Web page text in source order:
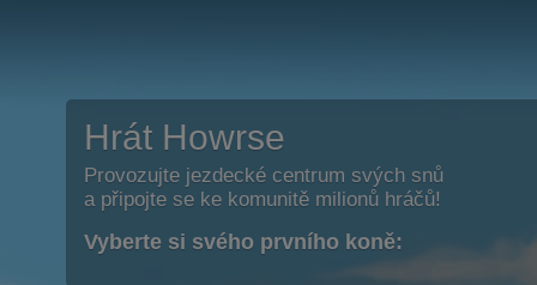
Hrát Howrse
Provozujte jezdecké centrum svých snů
a připojte se ke komunitě milionů hráčů!
Vyberte si svého prvního koně: